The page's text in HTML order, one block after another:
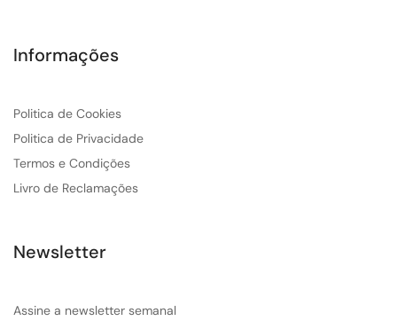
Informações
Politica de Cookies
Politica de Privacidade
Termos e Condições
Livro de Reclamações
Newsletter
Assine a newsletter semanal